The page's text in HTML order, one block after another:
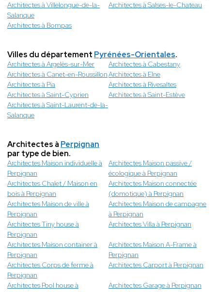
Architectes à Villelongue-de-la-
Salanque
Architectes à Salses-le-Chateau
Architectes à Bompas
Villes du département Pyrénées-Orientales.
Architectes à Argelès-sur-Mer
Architectes à Cabestany
Architectes à Canet-en-RoussillonArchitectes à Elne
Architectes à Pia
Architectes à Rivesaltes
Architectes à Saint-Cyprien
Architectes à Saint-Estève
Architectes à Saint-Laurent-de-la-
Salanque
Architectes à Perpignan
par type de bien.
Architectes Maison individuelle à
Perpignan
Architectes Maison passive /
écologique à Perpignan
Architectes Chalet / Maison en
bois à Perpignan
Architectes Maison connectée
(domotique) à Perpignan
Architectes Maison de ville à
Perpignan
Architectes Maison de campagne
à Perpignan
Architectes Tiny house à
Perpignan
Architectes Villa à Perpignan
Architectes Maison container à
Perpignan
Architectes Maison A-Frame à
Perpignan
Architectes Corps de ferme à
Perpignan
Architectes Carport à Perpignan
Architectes Pool house à
Architectes Garage à Perpignan